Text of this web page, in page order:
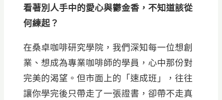
看著別人手中的愛心與鬱金香，不知道該從
何練起？
在桑卓咖啡研究學院，我們深知每一位想創
業、想成為專業咖啡師的學員，心中那份對
完美的渴望。但市面上的「速成班」，往往
讓你學完後只帶走了一張證書，卻帶不走真